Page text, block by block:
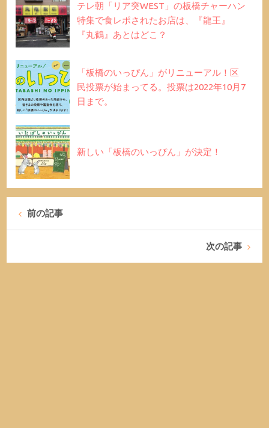
テレ朝「リア突WEST」の板橋チャーハン
特集で食レポされたお店は、『龍王』
『丸鶴』あとはどこ？
「板橋のいっぴん」がリニューアル！区
民投票が始まってる。投票は2022年10月7
日まで。
新しい「板橋のいっぴん」が決定！
前の記事
次の記事